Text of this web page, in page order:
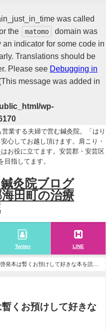
was called
the matomo
domain was
indicator for some code in
Translations should be
Please see Debugging in
message was added in
wp-
業する夫婦で営む鍼灸院。「はり
心してお越し頂けます。肩こり・
お役に立てます。安芸郡・安芸区
目指してます。
灸院ブログ
海田町の治療
Twitter LINE
発本は暫くお預けして好きな本を読ん
くお預けして好きな